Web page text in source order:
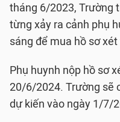
tháng 6/2023, Trường
từng xảy ra cảnh phụ
sáng để mua hồ sơ
Phụ huynh nộp hồ sơ
20/6/2024. Trường sẽ
dự kiến vào ngày 1/7/